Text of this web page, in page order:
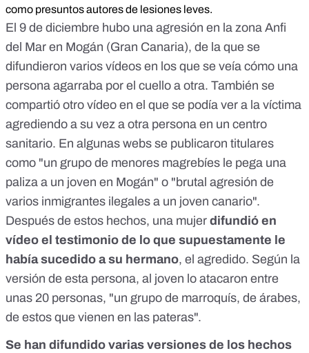
como presuntos autores de lesiones leves.
El 9 de diciembre hubo una agresión en la zona Anfi
del Mar en Mogán (Gran Canaria), de la que se
difundieron varios vídeos en los que se veía cómo una
persona agarraba por el cuello a otra. También se
compartió otro vídeo en el que se podía ver a la víctima
agrediendo a su vez a otra persona en un centro
sanitario. En algunas webs se publicaron titulares
como "un grupo de menores magrebíes le pega una
paliza a un joven en Mogán" o "brutal agresión de
varios inmigrantes ilegales a un joven canario".
Después de estos hechos, una mujer difundió en
vídeo el testimonio de lo que supuestamente le
había sucedido a su hermano, el agredido. Según la
versión de esta persona, al joven lo atacaron entre
unas 20 personas, "un grupo de marroquís, de árabes,
de estos que vienen en las pateras".
Se han difundido varias versiones de los hechos